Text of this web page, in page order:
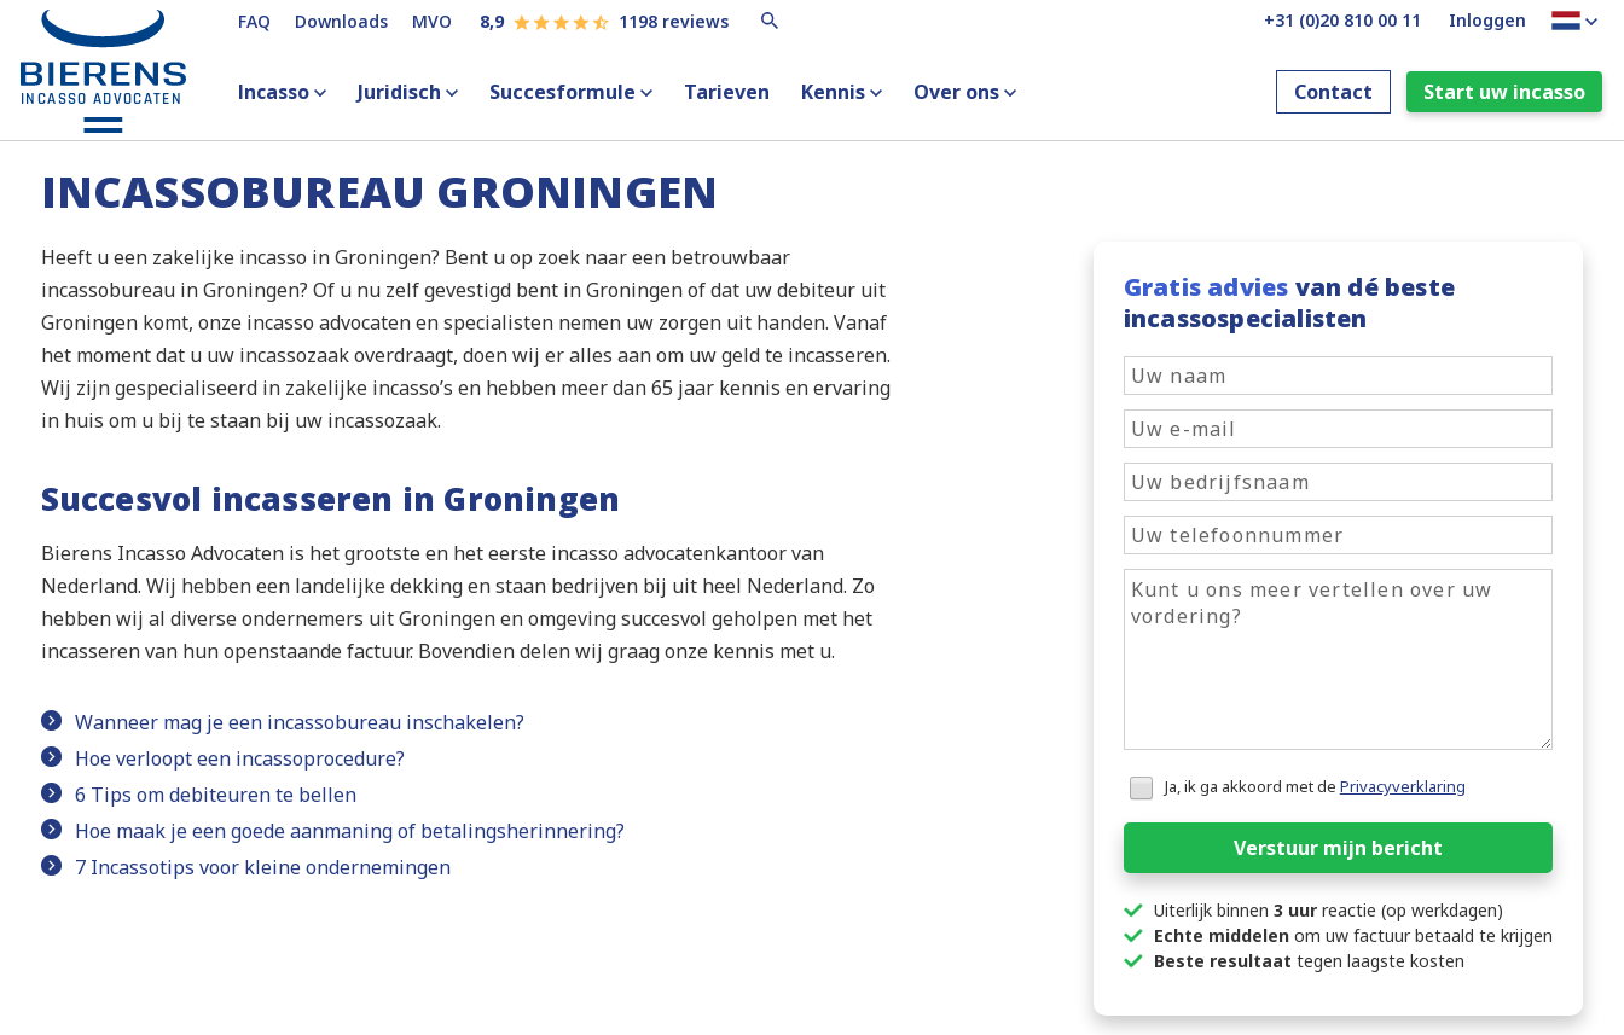
FAQ Downloads MVO 8,9 1198 reviews +31 (0)20 810 00 11 Inloggen
Incasso Juridisch Succesformule Tarieven Kennis Over ons Contact Start uw incasso
INCASSOBUREAU GRONINGEN
Heeft u een zakelijke incasso in Groningen? Bent u op zoek naar een betrouwbaar
incassobureau in Groningen? Of u nu zelf gevestigd bent in Groningen of dat uw debiteur uit
Groningen komt, onze incasso advocaten en specialisten nemen uw zorgen uit handen. Vanaf
het moment dat u uw incassozaak overdraagt, doen wij er alles aan om uw geld te incasseren.
Wij zijn gespecialiseerd in zakelijke incasso’s en hebben meer dan 65 jaar kennis en ervaring
in huis om u bij te staan bij uw incassozaak.
Succesvol incasseren in Groningen
Bierens Incasso Advocaten is het grootste en het eerste incasso advocatenkantoor van
Nederland. Wij hebben een landelijke dekking en staan bedrijven bij uit heel Nederland. Zo
hebben wij al diverse ondernemers uit Groningen en omgeving succesvol geholpen met het
incasseren van hun openstaande factuur. Bovendien delen wij graag onze kennis met u.
Wanneer mag je een incassobureau inschakelen?
Hoe verloopt een incassoprocedure?
6 Tips om debiteuren te bellen
Hoe maak je een goede aanmaning of betalingsherinnering?
7 Incassotips voor kleine ondernemingen
Gratis advies van dé beste
incassospecialisten
Honeypot
data
Ja, ik ga akkoord met de Privacyverklaring
Verstuur mijn bericht
Uiterlijk binnen 3 uurreactie (op werkdagen)
Echte middelenom uw factuur betaald te krijgen
Beste resultaat tegen laagste kosten